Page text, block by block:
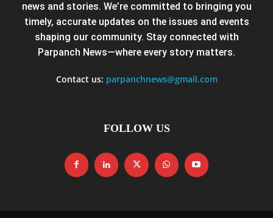
news and stories. We’re committed to bringing you
timely, accurate updates on the issues and events
shaping our community. Stay connected with
Parpanch News—where every story matters.
Contact us: parpanchnews@gmail.com
FOLLOW US